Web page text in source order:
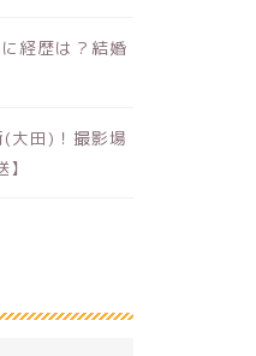
経歴は？結婚
大田)！撮影場